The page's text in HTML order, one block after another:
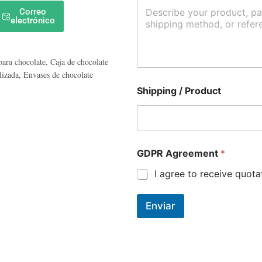
Correo
electrónico
chocolate, Caja de chocolate
, Envases de chocolate
Shipping / Product
GDPR Agreement *
I agree to receive
Enviar